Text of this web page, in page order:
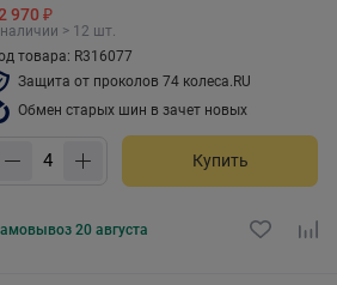
970 ₽
> 12 шт.
товара: R316077
Защита от проколов 74 колеса.RU
Обмен старых шин в зачет новых
Купить
20 августа